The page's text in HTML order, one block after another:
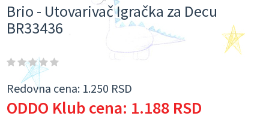
Brio - Utovarivač Igračka za Decu
BR33436
Redovna cena: 1.250 RSD
ODDO Klub cena: 1.188 RSD